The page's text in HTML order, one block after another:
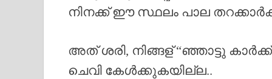
നിനക്ക് ഈ സ്ഥലം പാല
അത് ശരി, നിങ്ങള് “ഞ്ഞാട്ടു
ചെവി കേൾക്കുകയില്ല..